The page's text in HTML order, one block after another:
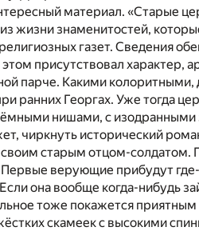
материал. «Старые
жизни знаменитостей,
газет. Сведения
присутствовал характер,
парче. Какими
ранних Георгах. Уже тогда
нишами, с
чиркнуть исторический
старым отцом-солдатом.
верующие прибудут
она вообще когда-нибудь
тоже покажется
скамеек с высокими